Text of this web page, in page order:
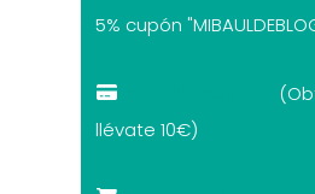
5% cupón
llévate 10€)